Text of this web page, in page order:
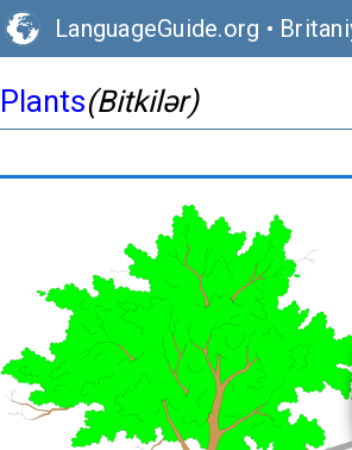
LanguageGuide.org •
Plants(Bitkilər)